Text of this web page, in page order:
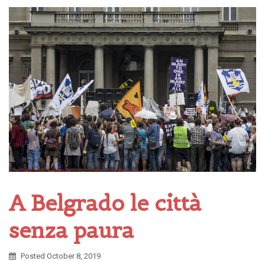
A Belgrado le città
senza paura
Posted October 8, 2019